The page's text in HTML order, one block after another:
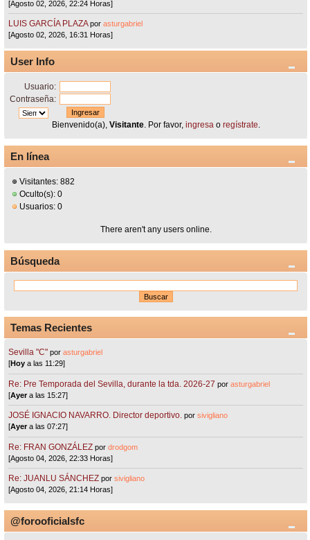
[Agosto 02, 2026, 22:24 Horas]
LUIS GARCÍA PLAZA porasturgabriel
[Agosto 02, 2026, 16:31 Horas]
User Info
Usuario:
Contraseña:
Bienvenido(a), Visitante. Por favor, ingresao regístrate.
En línea
Visitantes: 882
Oculto(s): 0
Usuarios: 0
There aren't any users online.
Búsqueda
Temas Recientes
Sevilla "C"porasturgabriel
[Hoy a las 11:29]
Re: Pre Temporada del Sevilla, durante la tda. 2026-27 porasturgabriel
[Ayera las 15:27]
JOSÉ IGNACIO NAVARRO. Director deportivo. porsivigliano
[Ayera las 07:27]
Re: FRAN GONZÁLEZ pordrodgom
[Agosto 04, 2026, 22:33 Horas]
Re: JUANLU SÁNCHEZ porsivigliano
[Agosto 04, 2026, 21:14 Horas]
@forooficialsfc